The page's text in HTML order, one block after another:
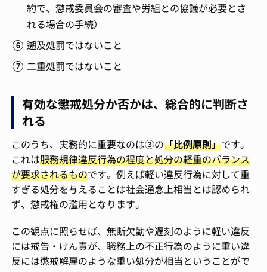
約で、懲戒委員会の審査や労組との協議が必要とさ
れる場合の手続）
遡及処罰ではないこと
二重処罰ではないこと
有効な懲戒処分か否かは、総合的に判断さ
れる
このうち、実務的に重要なのは③の「比例原則」です。
これは服務規律違反行為の程度と処分の軽重のバランス
が要求されるものです。例えば軽い違反行為に対して重
すぎる処分を与えることは社会通念上相当とは認められ
ず、懲戒権の濫用となります。
この観点に照らせば、無断欠勤や遅刻のように軽い違反
には戒告・けん責が、職務上の不正行為のように重い違
反には懲戒解雇のような重い処分が相当ということがで